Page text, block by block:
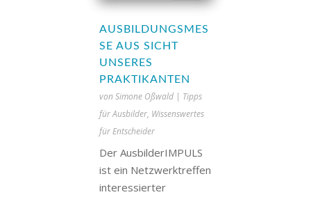
AUSBILDUNGSMES
SE AUS SICHT
UNSERES
PRAKTIKANTEN
von Simone Oßwald| Tipps
für Ausbilder, Wissenswertes
für Entscheider
Der AusbilderIMPULS
ist ein Netzwerktreffen
interessierter